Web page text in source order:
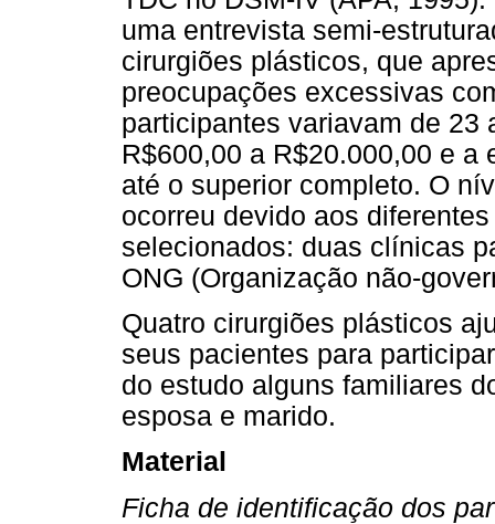
uma entrevista semi-
cirurgiões plásticos, que
preocupações excessivas
participantes variavam de 23
R$600,00 a R$20.000,00 e
até o superior completo. O
ocorreu devido aos
selecionados: duas clínicas
ONG (Organização não-
Quatro cirurgiões plásticos
seus pacientes para
do estudo alguns familiares
esposa e marido.
Material
Ficha de identificação dos